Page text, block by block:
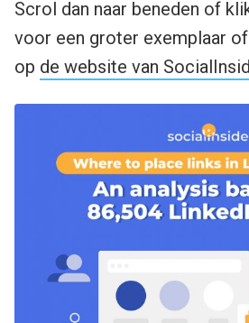
Scrol dan naar beneden of
voor een groter exemplaar
op de website van